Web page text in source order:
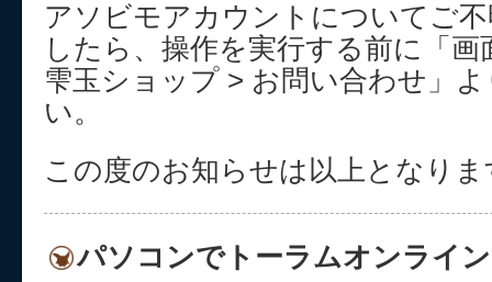
アソビモアカウントについてご
したら、操作を実行する前に「画
雫玉ショップ > お問い合わせ」
い。
この度のお知らせは以上となりま
パソコンでトーラムオンライ